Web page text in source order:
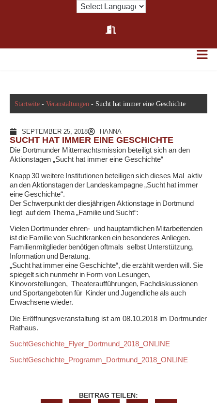
Startseite - Veranstaltungen - Sucht hat immer eine Geschichte
SEPTEMBER 25, 2018 HANNA
SUCHT HAT IMMER EINE GESCHICHTE
Die Dortmunder Mitternachtsmission beteiligt sich an den
Aktionstagen „Sucht hat immer eine Geschichte“
Knapp 30 weitere Institutionen beteiligen sich dieses Mal aktiv
an den Aktionstagen der Landeskampagne „Sucht hat immer
eine Geschichte“.
Der Schwerpunkt der diesjährigen Aktionstage in Dortmund
liegt auf dem Thema „Familie und Sucht“:
Vielen Dortmunder ehren- und hauptamtlichen Mitarbeitenden
ist die Familie von Suchtkranken ein besonderes Anliegen.
Familienmitglieder benötigen oftmals selbst Unterstützung,
Information und Beratung.
„Sucht hat immer eine Geschichte“, die erzählt werden will. Sie
spiegelt sich nunmehr in Form von Lesungen,
Kinovorstellungen, Theateraufführungen, Fachdiskussionen
und Sportangeboten für Kinder und Jugendliche als auch
Erwachsene wieder.
Die Eröffnungsveranstaltung ist am 08.10.2018 im Dortmunder
Rathaus.
SuchtGeschichte_Flyer_Dortmund_2018_ONLINE
SuchtGeschichte_Programm_Dortmund_2018_ONLINE
BEITRAG TEILEN: